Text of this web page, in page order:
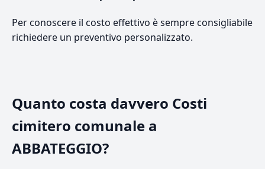
Per conoscere il costo effettivo è sempre consigliabile
richiedere un preventivo personalizzato.
Quanto costa davvero Costi
cimitero comunale a
ABBATEGGIO?